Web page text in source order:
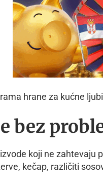
hrane za kućne
bez
koji ne zahtevaju
kečap, različiti